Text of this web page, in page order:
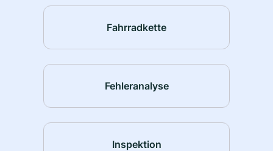
Fahrradkette
Fehleranalyse
Inspektion